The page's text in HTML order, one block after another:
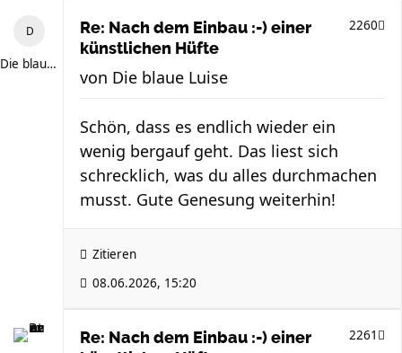
Die blaue Luise
Re: Nach dem Einbau :-) einer
künstlichen Hüfte
2260
von Die blaue Luise
Schön, dass es endlich wieder ein
wenig bergauf geht. Das liest sich
schrecklich, was du alles durchmachen
musst. Gute Genesung weiterhin!
Zitieren
08.06.2026, 15:20
Re: Nach dem Einbau :-) einer
2261